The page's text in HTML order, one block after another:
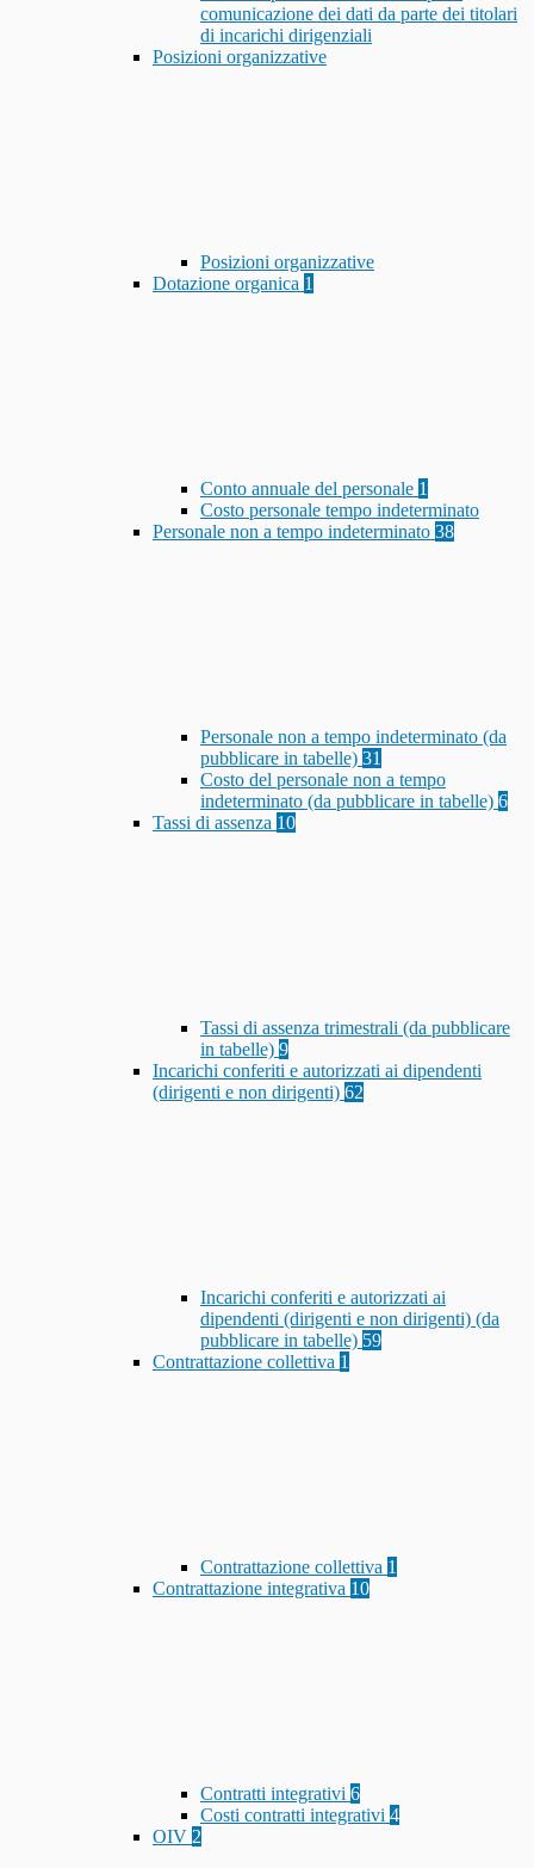
comunicazione dei dati da parte dei titolari
di incarichi dirigenziali
Posizioni organizzative
Posizioni organizzative
Dotazione organica 1
Conto annuale del personale 1
Costo personale tempo indeterminato
Personale non a tempo indeterminato 38
Personale non a tempo indeterminato (da
pubblicare in tabelle) 31
Costo del personale non a tempo
indeterminato (da pubblicare in tabelle) 6
Tassi di assenza 10
Tassi di assenza trimestrali (da pubblicare
in tabelle) 9
Incarichi conferiti e autorizzati ai dipendenti
(dirigenti e non dirigenti) 62
Incarichi conferiti e autorizzati ai
dipendenti (dirigenti e non dirigenti) (da
pubblicare in tabelle) 59
Contrattazione collettiva 1
Contrattazione collettiva 1
Contrattazione integrativa 10
Contratti integrativi 6
Costi contratti integrativi 4
OIV 2